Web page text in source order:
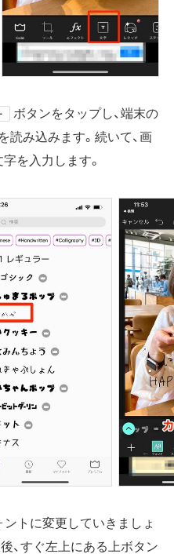
ボタンをタップし、端末の
読み込みます。続いて、画
を入力します。
ントに変更していきましょ
、すぐ左上にある上ボタン